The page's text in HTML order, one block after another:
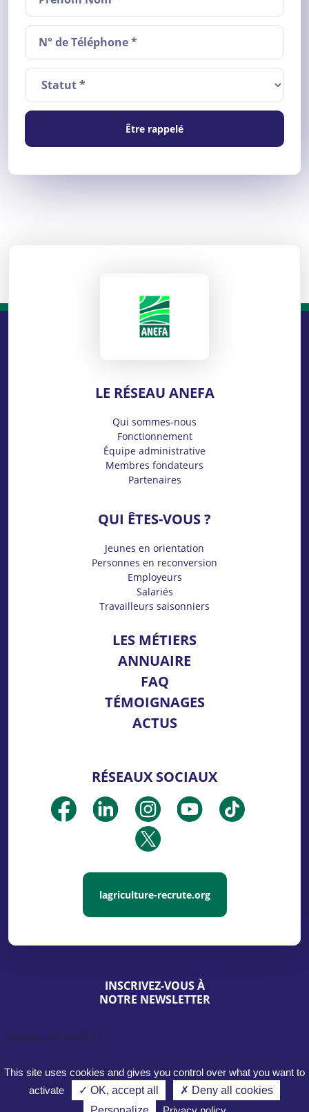
Être rappelé
INSCRIVEZ-VOUS À
NOTRE NEWSLETTER
[sibwp_form id=1]
LE RÉSEAU ANEFA
Qui sommes-nous
Fonctionnement
Équipe administrative
Membres fondateurs
Partenaires
QUI ÊTES-VOUS ?
Jeunes en orientation
Personnes en reconversion
Employeurs
Salariés
Travailleurs saisonniers
LES MÉTIERS
ANNUAIRE
FAQ
TÉMOIGNAGES
ACTUS
RÉSEAUX SOCIAUX
lagriculture-recrute.org
Mentions légales
Politique de confidentialité
This site uses cookies and gives you control over what you want to
activate
✓ OK, accept all
✗ Deny all cookies